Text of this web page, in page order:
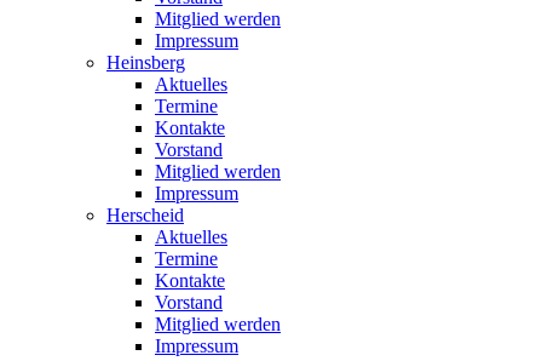
Mitglied werden
Impressum
Heinsberg
Aktuelles
Termine
Kontakte
Vorstand
Mitglied werden
Impressum
Herscheid
Aktuelles
Termine
Kontakte
Vorstand
Mitglied werden
Impressum